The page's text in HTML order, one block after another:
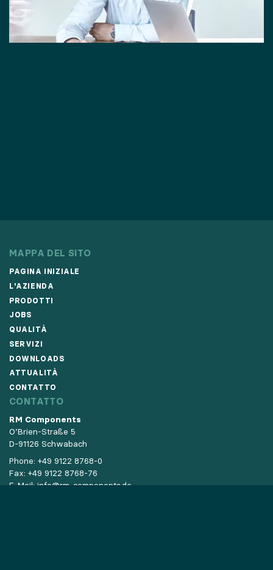
MAPPA DEL SITO
PAGINA INIZIALE
L'AZIENDA
PRODOTTI
JOBS
QUALITÀ
SERVIZI
DOWNLOADS
ATTUALITÀ
CONTATTO
CONTATTO
RM Components
O’Brien-Straße 5
D-91126 Schwabach
Phone: +49 9122 8768-0
Fax: +49 9122 8768-76
E-Mail: info@rm-components.de